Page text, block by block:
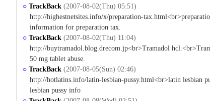
○ TrackBack (2007-08-02(Thu) 05:51)
http://highestnetsites.info/x/preparation-
information for preparation tax.
○ TrackBack (2007-08-02(Thu) 11:04)
http://buytramadol.blog.drecom.jp<br>Tramadol
50 mg tablet abuse.
○ TrackBack (2007-08-05(Sun) 02:46)
http://hotlatins.info/latin-lesbian-pussy.html<br>latin lesbian
lesbian pussy info